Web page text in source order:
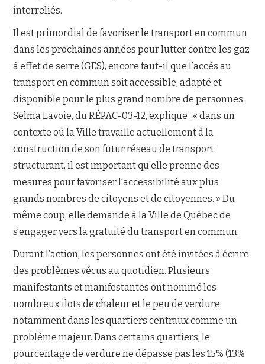
interreliés.
Il est primordial de favoriser le transport en commun
dans les prochaines années pour lutter contre les gaz
à effet de serre (GES), encore faut-il que l’accès au
transport en commun soit accessible, adapté et
disponible pour le plus grand nombre de personnes.
Selma Lavoie, du RÉPAC-03-12, explique : « dans un
contexte où la Ville travaille actuellement à la
construction de son futur réseau de transport
structurant, il est important qu’elle prenne des
mesures pour favoriser l’accessibilité aux plus
grands nombres de citoyens et de citoyennes. » Du
même coup, elle demande à la Ville de Québec de
s’engager vers la gratuité du transport en commun.
Durant l’action, les personnes ont été invitées à écrire
des problèmes vécus au quotidien. Plusieurs
manifestants et manifestantes ont nommé les
nombreux ilots de chaleur et le peu de verdure,
notamment dans les quartiers centraux comme un
problème majeur. Dans certains quartiers, le
pourcentage de verdure ne dépasse pas les 15% (13%